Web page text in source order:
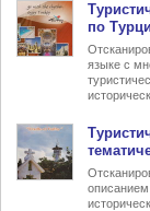
по
языке с